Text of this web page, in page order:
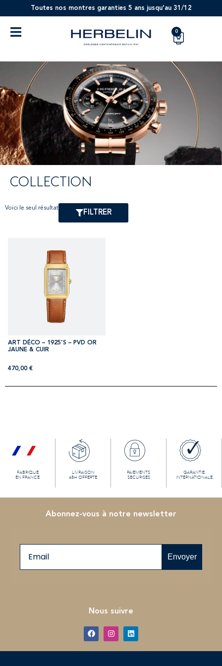
Toutes nos montres garanties 5 ans jusqu’au 31/12
0
COLLECTION
Voici le seul résultat
FILTRER
ART DÉCO – 1925’S – PVD OR
JAUNE & CUIR
470,00 €
FABRIQUÉ
EN FRANCE
LIVRAISON
48H OFFERTE
PAIEMENTS
SECURISÉS
GARANTIE
INTERNATIONALE
Abonnez-vous à notre newsletter
Envoyer
Nous suivre